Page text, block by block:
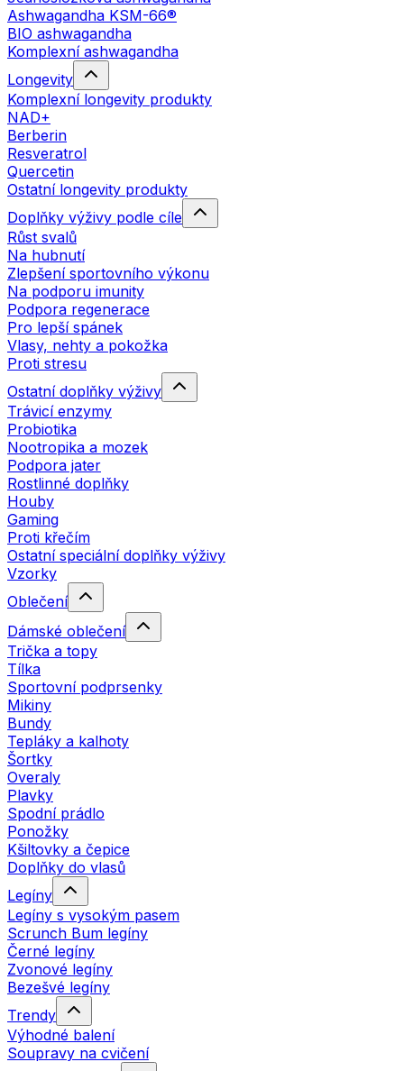
Ashwagandha KSM-66®
BIO ashwagandha
Komplexní ashwagandha
Longevity
Komplexní longevity produkty
NAD+
Berberin
Resveratrol
Quercetin
Ostatní longevity produkty
Doplňky výživy podle cíle
Růst svalů
Na hubnutí
Zlepšení sportovního výkonu
Na podporu imunity
Podpora regenerace
Pro lepší spánek
Vlasy, nehty a pokožka
Proti stresu
Ostatní doplňky výživy
Trávicí enzymy
Probiotika
Nootropika a mozek
Podpora jater
Rostlinné doplňky
Houby
Gaming
Proti křečím
Ostatní speciální doplňky výživy
Vzorky
Oblečení
Dámské oblečení
Trička a topy
Tílka
Sportovní podprsenky
Mikiny
Bundy
Tepláky a kalhoty
Šortky
Overaly
Plavky
Spodní prádlo
Ponožky
Kšiltovky a čepice
Doplňky do vlasů
Legíny
Legíny s vysokým pasem
Scrunch Bum legíny
Černé legíny
Zvonové legíny
Bezešvé legíny
Trendy
Výhodné balení
Soupravy na cvičení